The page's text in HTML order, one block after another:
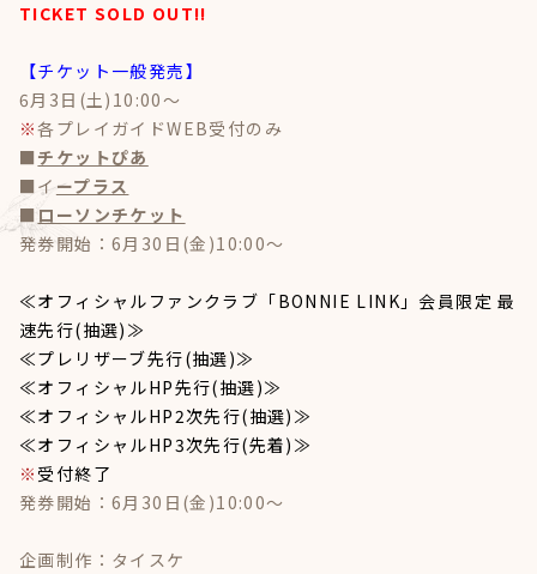
TICKET SOLD OUT!!
【チケット一般発売】
6月3日(土)10:00～
※各プレイガイドWEB受付のみ
■チケットぴあ
■イープラス
■ローソンチケット
発券開始：6月30日(金)10:00～
≪オフィシャルファンクラブ「BONNIE LINK」会員限定 最
速先行(抽選)≫
≪プレリザーブ先行(抽選)≫
≪オフィシャルHP先行(抽選)≫
≪オフィシャルHP2次先行(抽選)≫
≪オフィシャルHP3次先行(先着)≫
※ 受付終了
発券開始：6月30日(金)10:00～
企画制作：タイスケ